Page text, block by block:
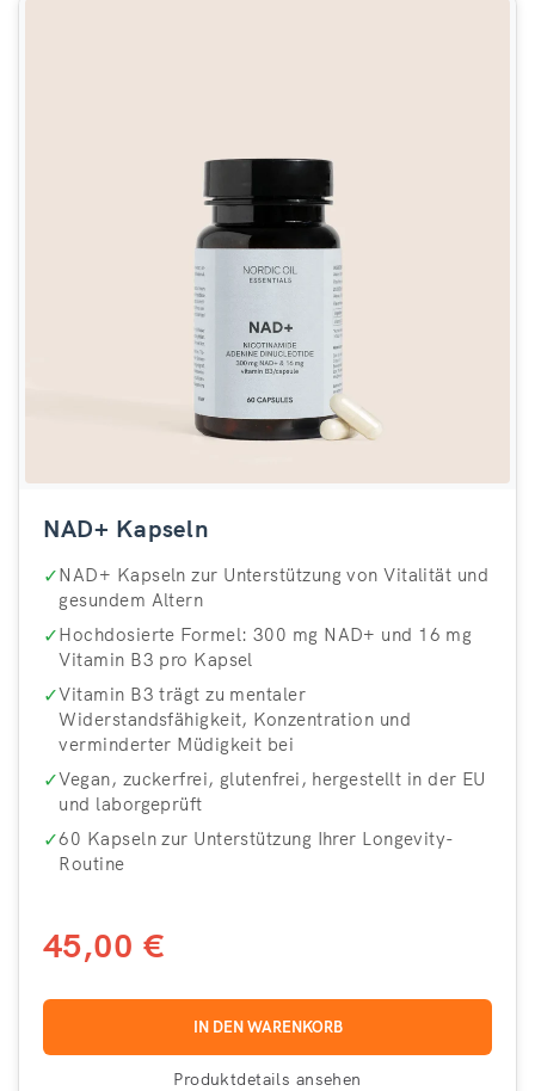
NAD+ Kapseln
✓NAD+ Kapseln zur Unterstützung von Vitalität und
gesundem Altern
✓Hochdosierte Formel: 300 mg NAD+ und 16 mg
Vitamin B3 pro Kapsel
✓Vitamin B3 trägt zu mentaler
Widerstandsfähigkeit, Konzentration und
verminderter Müdigkeit bei
✓Vegan, zuckerfrei, glutenfrei, hergestellt in der EU
und laborgeprüft
✓60 Kapseln zur Unterstützung Ihrer Longevity-
Routine
45,00 €
IN DEN WARENKORB
Produktdetails ansehen